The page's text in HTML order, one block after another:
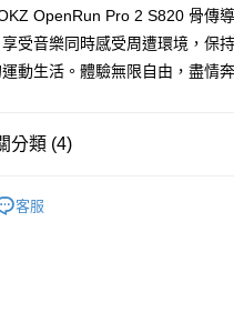
OpenRun Pro 2 S820 骨傳
受音樂同時感受周遭環境，保
動生活。體驗無限自由，盡情奔
分類 (4)
客服